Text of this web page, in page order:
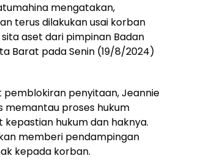
mengatakan,
terus dilakukan usai korban
aset dari pimpinan Badan
Barat pada Senin (19/8/2024)
penyitaan, Jeannie
memantau proses hukum
hukum dan haknya.
memberi pendampingan
kepada korban.